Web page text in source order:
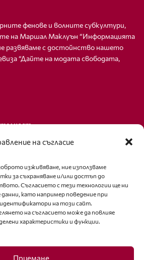
на съгласие
изживяване, ние използваме
за съхраняване и/или достъп до
Съгласието с тези технологии ще ни
като например поведение при
на този сайт.
на съгласието може да повлияе
характеристики и функции.
Приемане
фенове и волните субкултури,
на Маршал Маклуън “Информацията
развяваме с достойнство нашето
“Дайте на модата свободата,